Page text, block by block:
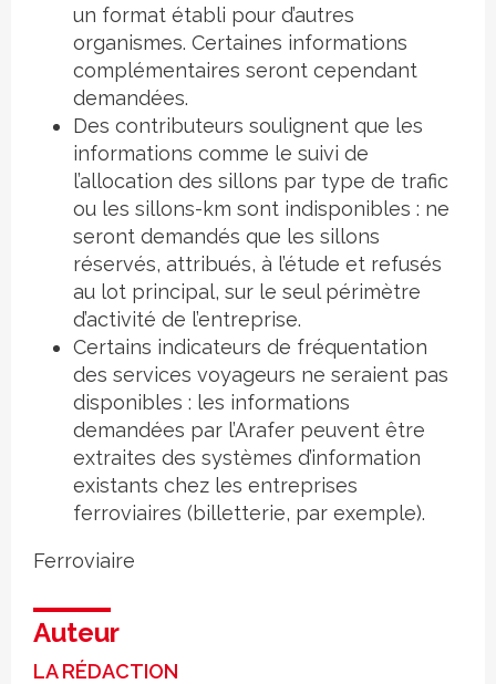
un format établi pour d’autres
organismes. Certaines informations
complémentaires seront cependant
demandées.
Des contributeurs soulignent que les
informations comme le suivi de
l’allocation des sillons par type de trafic
ou les sillons-km sont indisponibles : ne
seront demandés que les sillons
réservés, attribués, à l’étude et refusés
au lot principal, sur le seul périmètre
d’activité de l’entreprise.
Certains indicateurs de fréquentation
des services voyageurs ne seraient pas
disponibles : les informations
demandées par l’Arafer peuvent être
extraites des systèmes d’information
existants chez les entreprises
ferroviaires (billetterie, par exemple).
Ferroviaire
Auteur
LA RÉDACTION